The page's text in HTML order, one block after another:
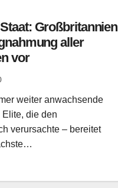
Großbritannien
aller
vor
weiter anwachsende
die den
verursachte – bereitet